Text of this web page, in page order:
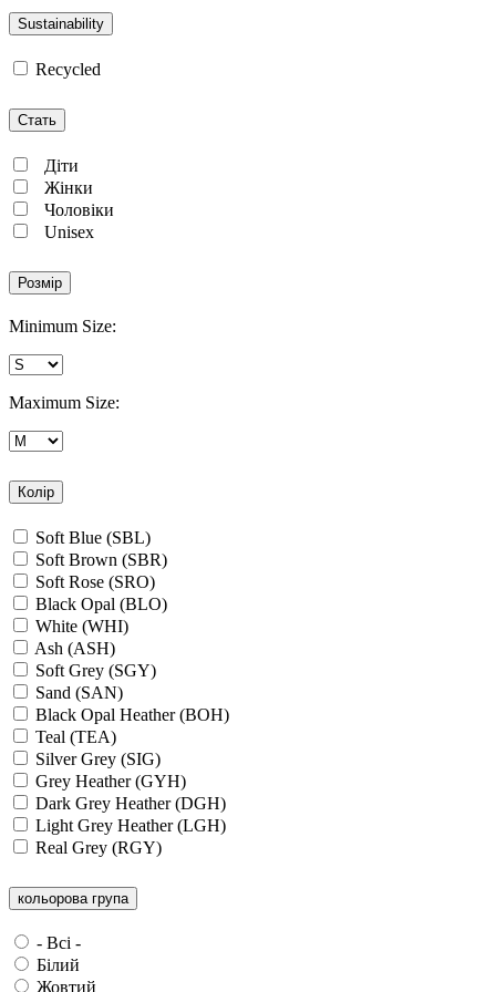
Sustainability
Recycled
Стать
Діти
Жінки
Чоловіки
Unisex
Розмір
Minimum Size:
Maximum Size:
Колір
Soft Blue (SBL)
Soft Brown (SBR)
Soft Rose (SRO)
Black Opal (BLO)
White (WHI)
Ash (ASH)
Soft Grey (SGY)
Sand (SAN)
Black Opal Heather (BOH)
Teal (TEA)
Silver Grey (SIG)
Grey Heather (GYH)
Dark Grey Heather (DGH)
Light Grey Heather (LGH)
Real Grey (RGY)
Granite Grey (GRG)
Grey Steel (GRS)
Dark Grey Melange (DGM)
Blue Midnight Heather (BMH)
Scarlet Red Heather (SRH)
кольорова група
- Всі -
Білий
Жовтий